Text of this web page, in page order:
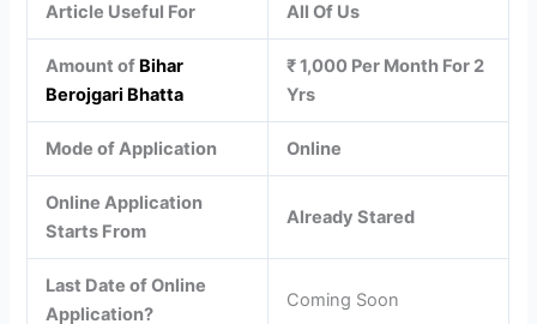
Article Useful For All Of Us
Amount of Bihar
Berojgari Bhatta
₹ 1,000 Per Month For 2
Yrs
Mode of Application Online
Online Application
Starts From
Already Stared
Last Date of Online
Application?
Coming Soon